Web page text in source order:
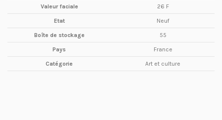
Valeur faciale 26 F
Etat Neuf
Boîte de stockage 55
Pays France
Catégorie Art et culture